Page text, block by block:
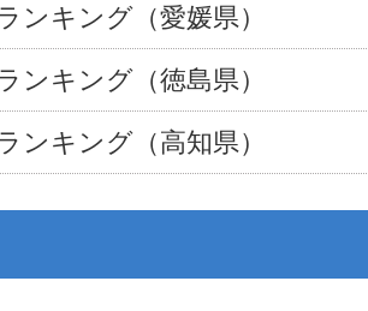
ンキング（愛媛県）
ンキング（徳島県）
ンキング（高知県）